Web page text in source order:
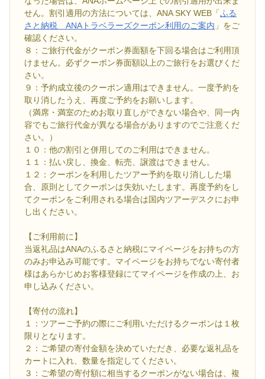
せん。割引適用の方法については、ANA SKY WEB「ふる
さと納税 ANAトラベラーズクーポン利用のご案内 」をご
確認ください。
８：ご旅行代金がクーポン券面額を下回る場合はご利用頂
けません。必ずクーポン券面額以上のご旅行をお選びくだ
さい。
９：予約成立後のクーポン適用はできません。一度予約を
取り消したうえ、再度ご予約をお願いします。
（満席・満室のためお取り直しができない場合や、同一内
容でもご旅行代金が異なる場合がありますのでご注意くだ
さい。）
１０：他の割引と併用してのご利用はできません。
１１：払い戻し、換金、転売、譲渡はできません。
１２：クーポンを利用したツアー予約を取り消しした場
合、原則としてクーポンは失効いたします。再度予約をし
てクーポンをご利用される場合は国内ツアーデスクにお申
し出ください。
【ご利用前に】
当返礼品はANAのふるさと納税にマイページをお持ちの方
のみお申込み可能です。マイページをお持ちでない寄付者
様はあらかじめお客様登録にてマイページを作成の上、お
申し込みください。
【寄付の流れ】
１：ツアーご予約の際にご利用いただけるクーポンは１枚
限りとなります。
２：ご希望の寄付金額を決めていただき、必要な返礼品を
カートに入れ、数量を指定してください。
３：ご希望の寄付額に相当するクーポンがない場合は、複